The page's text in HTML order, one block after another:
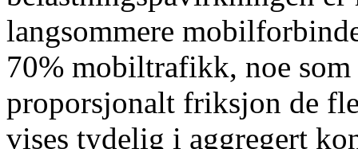
langsommere
70% mobiltrafikk, noe
proporsjonalt friksjon de
vises tydelig i aggregert